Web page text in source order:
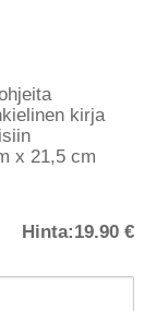
kirja
x 21,5 cm
Hinta:19.90 €